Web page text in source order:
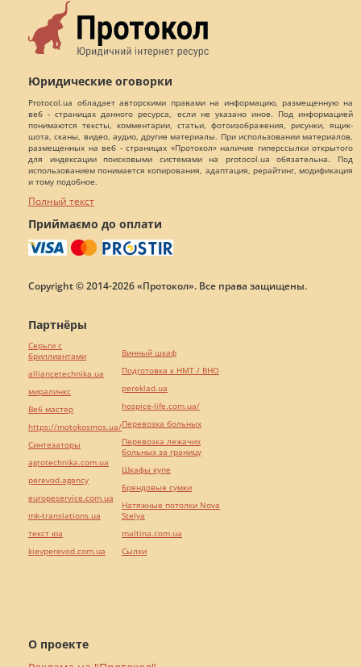
Юридические оговорки
Protocol.ua обладает авторскими правами на информацию, размещенную на
веб - страницах данного ресурса, если не указано иное. Под информацией
понимаются тексты, комментарии, статьи, фотоизображения, рисунки, ящик-
шота, сканы, видео, аудио, другие материалы. При использовании материалов,
размещенных на веб - страницах «Протокол» наличие гиперссылки открытого
для индексации поисковыми системами на protocol.ua обязательна. Под
использованием понимается копирования, адаптация, рерайтинг, модификация
и тому подобное.
Полный текст
Приймаємо до оплати
Copyright © 2014-2026 «Протокол». Все права защищены.
О проекте
Партнёры
Серьги с
бриллиантами
alliancetechnika.ua
миралинкс
Веб мастер
https://motokosmos.ua/
Синтезаторы
agrotechnika.com.ua
perevod.agency
europeservice.com.ua
mk-translations.ua
текст юа
kievperevod.com.ua
Винный шкаф
Подготовка к НМТ / ВНО
pereklad.ua
hospice-life.com.ua/
Перевозка больных
Перевозка лежачих
больных за границу
Шкафы купе
Брендовые сумки
Натяжные потолки Nova
Stelya
maltina.com.ua
Cылки